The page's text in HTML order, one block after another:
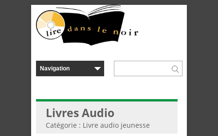
Livres Audio
Catégorie : Livre audio jeunesse